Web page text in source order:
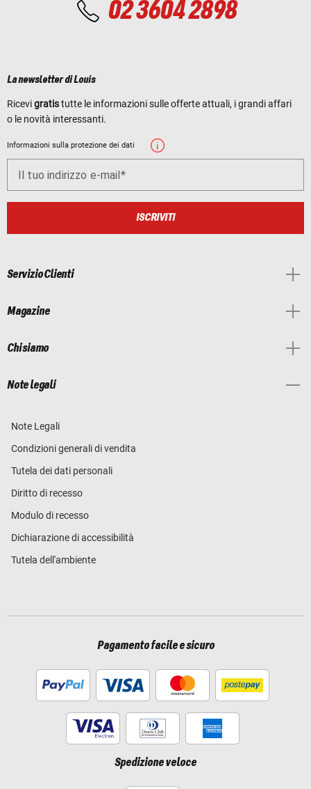
02 3604 2898
La newsletter di Louis
Ricevigratistutte le informazioni sulle offerte attuali, i grandi affari
o le novità interessanti.
Informazioni sulla protezione dei dati
Il tuo indirizzo e-mail
ISCRIVITI
Servizio Clienti
Magazine
Chi siamo
Note legali
Note Legali
Condizioni generali di vendita
Tutela dei dati personali
Diritto di recesso
Modulo di recesso
Dichiarazione di accessibilità
Tutela dell'ambiente
Pagamento facile e sicuro
Spedizione veloce